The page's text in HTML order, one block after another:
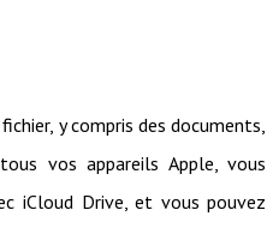
y compris des documents,
vos appareils Apple, vous
iCloud Drive, et vous pouvez